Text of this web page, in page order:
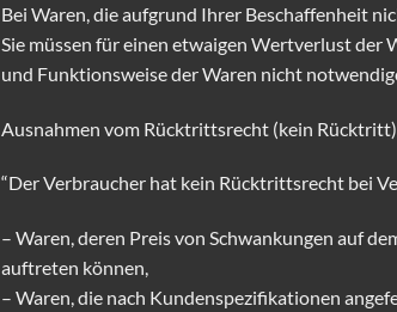
Bei Waren, die aufgrund Ihrer Beschaffenheit
Sie müssen für einen etwaigen Wertverlust der
und Funktionsweise der Waren nicht
Ausnahmen vom Rücktrittsrecht (kein
“Der Verbraucher hat kein Rücktrittsrecht bei
– Waren, deren Preis von Schwankungen auf
auftreten können,
– Waren, die nach Kundenspezifikationen